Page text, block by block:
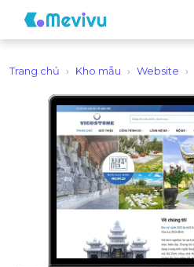
Trang chủ › Kho mẫu › Website ›